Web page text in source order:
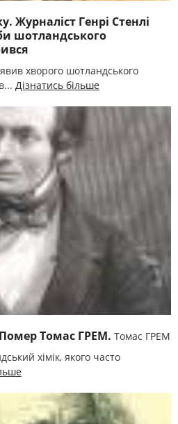
Журналіст Генрі Стенлі
шотландського
хворого шотландського
Дізнатись більше
Помер Томас ГРЕМ. Томас ГРЕМ
хімік, якого часто